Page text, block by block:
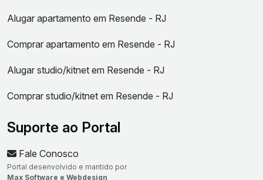
Alugar apartamento em Resende - RJ
Comprar apartamento em Resende - RJ
Alugar studio/kitnet em Resende - RJ
Comprar studio/kitnet em Resende - RJ
Suporte ao Portal
Fale Conosco
Portal desenvolvido e mantido por
Max Software e Webdesign